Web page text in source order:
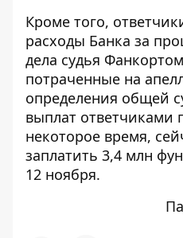
Кроме того,
расходы Банка за
дела судья
потраченные на
определения общей
выплат ответчиками
некоторое время,
заплатить 3,4 млн
12 ноября.